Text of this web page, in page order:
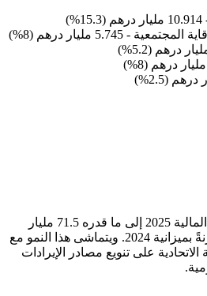
- 5.745 مليار درهم (8%)
يقدر أن تصل إيرادات السنة المالية 2025 إلى ما قدره 71.5 مليار
درهم، بزيادة قدرها 9% مقارنةً بميزانية 2024. ويتماشى هذا النمو مع
الاتحادية على تنويع مصادر الإيرادات